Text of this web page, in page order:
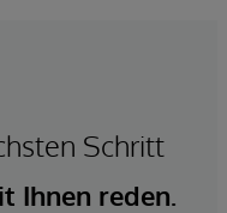
Schritt
Ihnen reden.